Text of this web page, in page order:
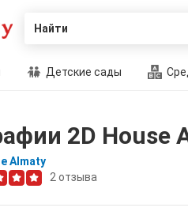
Найти
Детские сады
2D House
Almaty
2 отзыва